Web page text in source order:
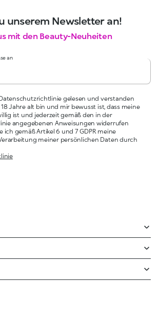
unserem Newsletter an!
mit den Beauty-Neuheiten
an
gelesen und verstanden
Jahre alt bin und mir bewusst ist, dass meine
ist und jederzeit gemäß den in der
angegebenen Anweisungen widerrufen
ich gemäß Artikel 6 und 7 GDPR meine
meiner persönlichen Daten durch